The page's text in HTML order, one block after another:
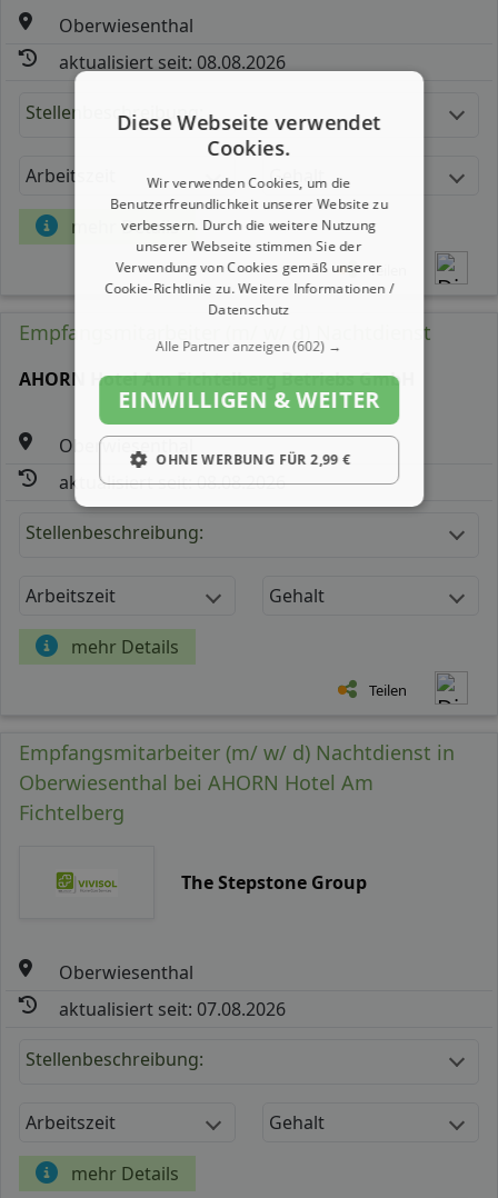
Oberwiesenthal
aktualisiert seit: 08.08.2026
Stellenbeschreibung:
Arbeitszeit Gehalt
mehr Details
Teilen
Empfangsmitarbeiter (m/ w/ d) Nachtdienst
AHORN Hotel Am Fichtelberg Betriebs GmbH
Oberwiesenthal
aktualisiert seit: 08.08.2026
Stellenbeschreibung:
Arbeitszeit Gehalt
mehr Details
Teilen
Empfangsmitarbeiter (m/ w/ d) Nachtdienst in
Oberwiesenthal bei AHORN Hotel Am
Fichtelberg
The Stepstone Group
Oberwiesenthal
aktualisiert seit: 07.08.2026
Stellenbeschreibung:
Arbeitszeit Gehalt
mehr Details
Diese Webseite verwendet
Cookies.
Wir verwenden Cookies, um die
Benutzerfreundlichkeit unserer Website zu
verbessern. Durch die weitere Nutzung
unserer Webseite stimmen Sie der
Verwendung von Cookies gemäß unserer
Cookie-Richtlinie zu.Weitere Informationen /
Datenschutz
Alle Partner anzeigen(602) →
EINWILLIGEN & WEITER
OHNE WERBUNG FÜR 2,99 €